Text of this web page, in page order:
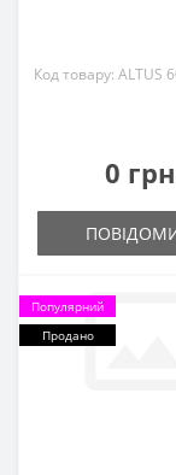
Код товару: ALTUS
0
Популярний
Продано